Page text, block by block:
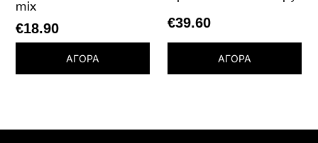
mix
€18.90
ΑΓΟΡΑ
€39.60
ΑΓΟΡΑ